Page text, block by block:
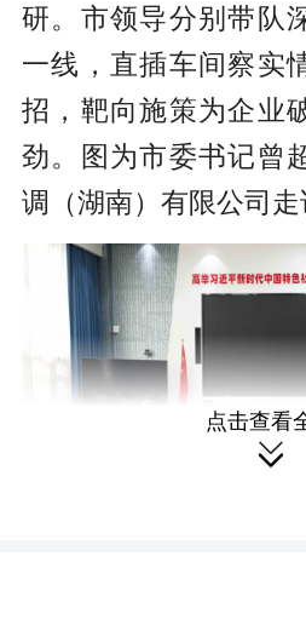
研。市领导分别带队
一线，直插车间察实
招，靶向施策为企业
劲。图为市委书记曾
调（湖南）有限公司
△曾超群与华菱
点击查看
